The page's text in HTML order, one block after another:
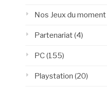
Nos Jeux du moment
Partenariat(4)
PC(155)
Playstation (20)